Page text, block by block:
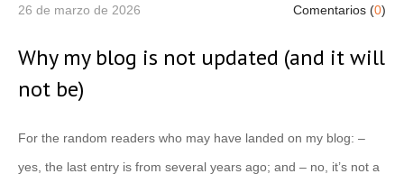
26 de marzo de 2026 Comentarios (0)
Why my blog is not updated (and it will
not be)
For the random readers who may have landed on my blog: –
yes, the last entry is from several years ago; and – no, it’s not a